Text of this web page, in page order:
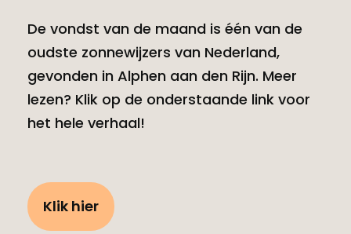
De vondst van de maand is één van de
oudste zonnewijzers van Nederland,
gevonden in Alphen aan den Rijn. Meer
lezen? Klik op de onderstaande link voor
het hele verhaal!
Klik hier